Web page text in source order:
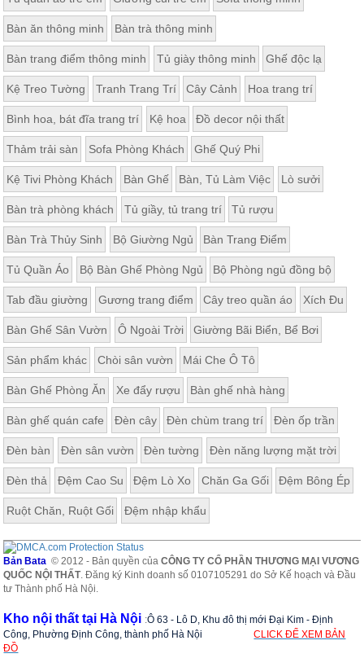
Bàn ăn thông minh Bàn trà thông minh
Bàn trang điểm thông minh Tủ giày thông minh Ghế độc lạ
Kệ Treo Tường Tranh Trang Trí Cây Cảnh Hoa trang trí
Bình hoa, bát đĩa trang trí Kệ hoa Đồ decor nội thất
Thảm trải sàn Sofa Phòng Khách Ghế Quý Phi
Kệ Tivi Phòng Khách Bàn Ghế Bàn, Tủ Làm Việc Lò sưởi
Bàn trà phòng khách Tủ giầy, tủ trang trí Tủ rượu
Bàn Trà Thủy Sinh Bộ Giường Ngủ Bàn Trang Điểm
Tủ Quần Áo Bộ Bàn Ghế Phòng Ngủ Bộ Phòng ngủ đồng bộ
Tab đầu giường Gương trang điểm Cây treo quần áo Xích Đu
Bàn Ghế Sân Vườn Ô Ngoài Trời Giường Bãi Biển, Bể Bơi
Sản phẩm khác Chòi sân vườn Mái Che Ô Tô
Bàn Ghế Phòng Ăn Xe đẩy rượu Bàn ghế nhà hàng
Bàn ghế quán cafe Đèn cây Đèn chùm trang trí Đèn ốp trần
Đèn bàn Đèn sân vườn Đèn tường Đèn năng lượng mặt trời
Đèn thả Đệm Cao Su Đệm Lò Xo Chăn Ga Gối Đệm Bông Ép
Ruột Chăn, Ruột Gối Đệm nhập khẩu
Bản Bata © 2012 - Bản quyền củaCÔNG TY CỔ PHẦN THƯƠNG MẠI VƯƠNG
QUỐC NỘI THẤT. Đăng ký Kinh doanh số 0107105291 do Sở Kế hoạch và Đầu
tư Thành phố Hà Nội.
Kho nội thất tại Hà Nội :Ô 63 - Lô D, Khu đô thị mới Đại Kim - Định
Công, Phường Định Công, thành phố Hà Nội
CLICK ĐỂ XEM BẢN
ĐỒ